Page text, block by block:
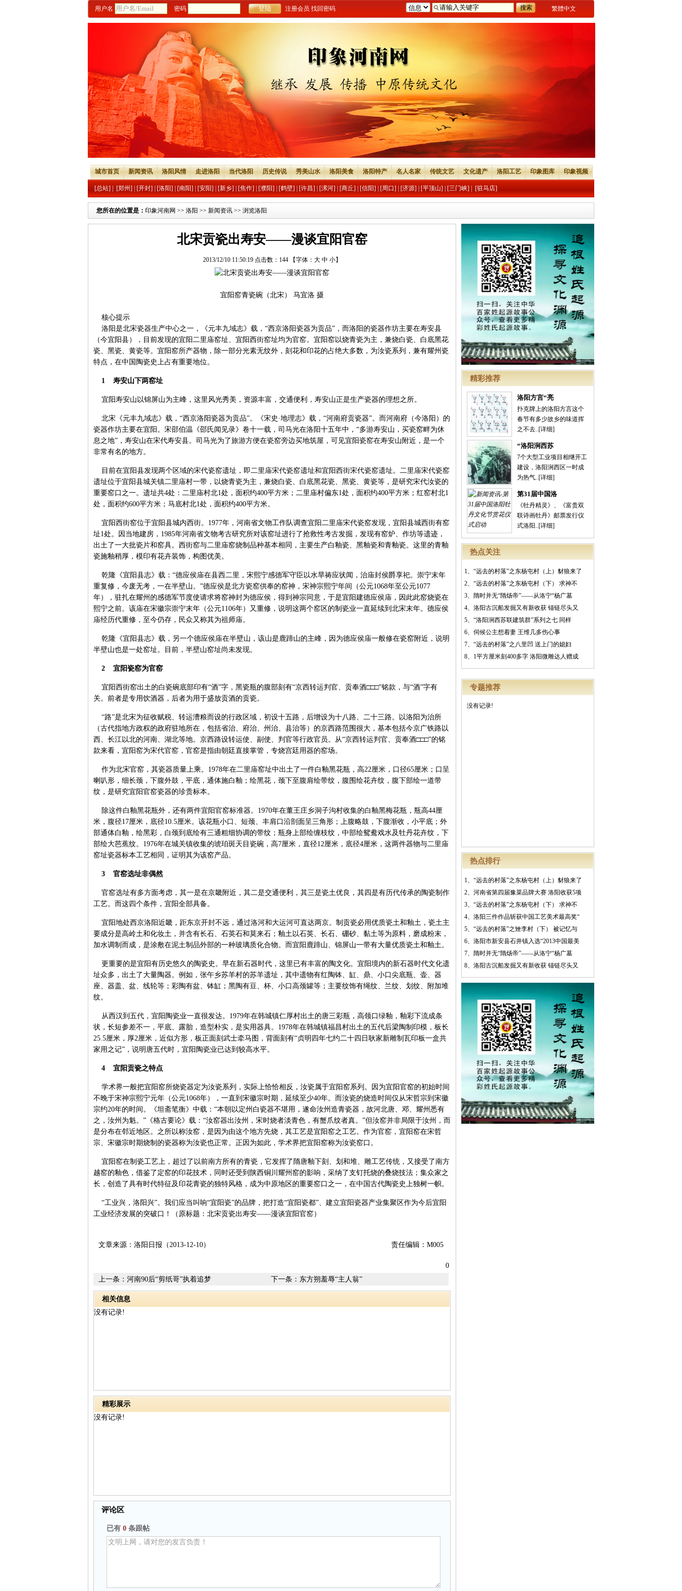
繁體中文
用户名 密码 注册会员 找回密码
城市首页 新闻资讯 洛阳风情 走进洛阳 当代洛阳 历史传说 秀美山水 洛阳美食 洛阳特产 名人名家 传统文艺 文化遗产 洛阳工艺 印象图库 印象视频
[总站] [郑州] [开封] [洛阳] [南阳] [安阳] [新乡] [焦作] [濮阳] [鹤壁] [许昌] [漯河] [商丘] [信阳] [周口] [济源] [平顶山] [三门峡] [驻马店]
您所在的位置是： 印象河南网 >> 洛阳 >> 新闻资讯 >> 浏览洛阳
精彩推荐
洛阳方言“亮
扑克牌上的洛阳方言这个
春节有多少故乡的味道挥
之不去..[详细]
“洛阳涧西苏
7个大型工业项目相继开工
建设，洛阳涧西区一时成
为热气..[详细]
第31届中国洛
《牡丹精灵》、《富贵双
联诗画牡丹》邮票发行仪
式洛阳..[详细]
热点关注
1、 “远去的村落”之东杨屯村（上）豺狼来了
2、 “远去的村落”之东杨屯村（下） 求神不
3、 隋时并无“隋炀帝”——从洛宁“杨广墓
4、 洛阳古沉船发掘又有新收获 锚链尽头又
5、 “洛阳涧西苏联建筑群”系列之七 同样
6、 伺候公主想着妻 王维几多伤心事
7、 “远去的村落”之八里凹 送上门的媳妇
8、 1平方厘米刻400多字 洛阳微雕达人赠成
专题推荐
没有记录!
热点排行
1、 “远去的村落”之东杨屯村（上）豺狼来了
2、 河南省第四届豫菜品牌大赛 洛阳收获5项
3、 “远去的村落”之东杨屯村（下） 求神不
4、 洛阳三件作品斩获中国工艺美术最高奖“
5、 “远去的村落”之矬李村（下） 被记忆与
6、 洛阳市新安县石井镇入选“2013中国最美
7、 隋时并无“隋炀帝”——从洛宁“杨广墓
8、 洛阳古沉船发掘又有新收获 锚链尽头又
北宋贡瓷出寿安——漫谈宜阳官窑
2013/12/10 11:50:19 点击数： 144 【字体： 大 中 小】
宜阳窑青瓷碗（北宋） 马宜洛 摄
核心提示
洛阳是北宋瓷器生产中心之一，《元丰九域志》载，“西京洛阳瓷器为贡品”，而洛阳的瓷器作坊主要在寿安县
（今宜阳县），目前发现的宜阳二里庙窑址、宜阳西街窑址均为官窑。宜阳窑以烧青瓷为主，兼烧白瓷、白底黑花
瓷、黑瓷、黄瓷等。宜阳窑所产器物，除一部分光素无纹外，刻花和印花的占绝大多数，为汝瓷系列，兼有耀州瓷
特点，在中国陶瓷史上占有重要地位。
1 寿安山下两窑址
宜阳寿安山以锦屏山为主峰，这里风光秀美，资源丰富，交通便利，寿安山正是生产瓷器的理想之所。
北宋《元丰九域志》载，“西京洛阳瓷器为贡品”。《宋史·地理志》载，“河南府贡瓷器”。而河南府（今洛阳）的
瓷器作坊主要在宜阳。宋邵伯温《邵氏闻见录》卷十一载，司马光在洛阳十五年中，“多游寿安山，买瓷窑畔为休
息之地”，寿安山在宋代寿安县。司马光为了旅游方便在瓷窑旁边买地筑屋，可见宜阳瓷窑在寿安山附近，是一个
非常有名的地方。
目前在宜阳县发现两个区域的宋代瓷窑遗址，即二里庙宋代瓷窑遗址和宜阳西街宋代瓷窑遗址。二里庙宋代瓷窑
遗址位于宜阳县城关镇二里庙村一带，以烧青瓷为主，兼烧白瓷、白底黑花瓷、黑瓷、黄瓷等，是研究宋代汝瓷的
重要窑口之一。遗址共4处：二里庙村北1处，面积约400平方米；二里庙村偏东1处，面积约400平方米；红窑村北1
处，面积约600平方米；马底村北1处，面积约400平方米。
宜阳西街窑位于宜阳县城内西街。1977年，河南省文物工作队调查宜阳二里庙宋代瓷窑发现，宜阳县城西街有窑
址1处。因当地建房，1985年河南省文物考古研究所对该窑址进行了抢救性考古发掘，发现有窑炉、作坊等遗迹，
出土了一大批瓷片和窑具。西街窑与二里庙窑烧制品种基本相同，主要生产白釉瓷、黑釉瓷和青釉瓷。这里的青釉
瓷施釉稍厚，模印有花卉装饰，构图优美。
乾隆《宜阳县志》载：“德应侯庙在县西二里，宋熙宁感德军守臣以水旱祷应状闻，治庙封侯爵享祀。崇宁末年
重复修，今废无考，一在半壁山。”德应侯是北方瓷窑供奉的窑神，宋神宗熙宁年间（公元1068年至公元1077
年），驻扎在耀州的感德军节度使请求将窑神封为德应侯，得到神宗同意，于是宜阳建德应侯庙，因此此窑烧瓷在
熙宁之前。该庙在宋徽宗崇宁末年（公元1106年）又重修，说明这两个窑区的制瓷业一直延续到北宋末年。德应侯
庙经历代重修，至今仍存，民众又称其为祖师庙。
乾隆《宜阳县志》载，另一个德应侯庙在半壁山，该山是鹿蹄山的主峰，因为德应侯庙一般修在瓷窑附近，说明
半壁山也是一处窑址。目前，半壁山窑址尚未发现。
2 宜阳瓷窑为官窑
宜阳西街窑出土的白瓷碗底部印有“酒”字，黑瓷瓶的腹部刻有“京西转运判官、贡奉酒□□□”铭款，与“酒”字有
关。前者是专用饮酒器，后者为用于盛放贡酒的贡瓷。
“路”是北宋为征收赋税、转运漕粮而设的行政区域，初设十五路，后增设为十八路、二十三路。以洛阳为治所
（古代指地方政权的政府驻地所在，包括省治、府治、州治、县治等）的京西路范围很大，基本包括今京广铁路以
西、长江以北的河南、湖北等地。京西路设转运使、副使、判官等行政官员。从“京西转运判官、贡奉酒□□□”的铭
款来看，宜阳窑为宋代官窑，官窑是指由朝廷直接掌管，专烧宫廷用器的窑场。
作为北宋官窑，其瓷器质量上乘。1978年在二里庙窑址中出土了一件白釉黑花瓶，高22厘米，口径65厘米；口呈
喇叭形，细长颈，下腹外鼓，平底，通体施白釉；绘黑花，颈下至腹肩绘带纹，腹围绘花卉纹，腹下部绘一道带
纹，是研究宜阳官窑瓷器的珍贵标本。
除这件白釉黑花瓶外，还有两件宜阳官窑标准器。1970年在董王庄乡洞子沟村收集的白釉黑梅花瓶，瓶高44厘
米，腹径17厘米，底径10.5厘米。该花瓶小口、短颈、丰肩口沿剖面呈三角形；上腹略鼓，下腹渐收，小平底；外
部通体白釉，绘黑彩，白颈到底绘有三通粗细协调的带纹；瓶身上部绘缠枝纹，中部绘鸳鸯戏水及牡丹花卉纹，下
部绘大芭蕉纹。1976年在城关镇收集的琥珀斑天目瓷碗，高7厘米，直径12厘米，底径4厘米，这两件器物与二里庙
窑址瓷器标本工艺相同，证明其为该窑产品。
3 官窑选址非偶然
官窑选址有多方面考虑，其一是在京畿附近，其二是交通便利，其三是瓷土优良，其四是有历代传承的陶瓷制作
工艺。而这四个条件，宜阳全部具备。
宜阳地处西京洛阳近畿，距东京开封不远，通过洛河和大运河可直达两京。制贡瓷必用优质瓷土和釉土，瓷土主
要成分是高岭土和化妆土，并含有长石、石英石和莫来石；釉土以石英、长石、硼砂、黏土等为原料，磨成粉末，
加水调制而成，是涂敷在泥土制品外部的一种玻璃质化合物。而宜阳鹿蹄山、锦屏山一带有大量优质瓷土和釉土。
更重要的是宜阳有历史悠久的陶瓷史。早在新石器时代，这里已有丰富的陶文化。宜阳境内的新石器时代文化遗
址众多，出土了大量陶器。例如，张午乡苏羊村的苏羊遗址，其中遗物有红陶钵、缸、鼎、小口尖底瓶、壶、器
座、器盖、盆、线轮等；彩陶有盆、钵缸；黑陶有豆、杯、小口高颈罐等；主要纹饰有绳纹、兰纹、划纹、附加堆
纹。
从西汉到五代，宜阳陶瓷业一直很发达。1979年在韩城镇仁厚村出土的唐三彩瓶，高领口绿釉，釉彩下流成条
状，长短参差不一，平底、露胎，造型朴实，是实用器具。1978年在韩城镇福昌村出土的五代后梁陶制印模，板长
25.5厘米，厚2厘米，近似方形，板正面刻武士牵马图，背面刻有“贞明四年七约二十四日耿家新雕制瓦印板一盒共
家用之记”，说明唐五代时，宜阳陶瓷业已达到较高水平。
4 宜阳贡瓷之特点
学术界一般把宜阳窑所烧瓷器定为汝瓷系列，实际上恰恰相反，汝瓷属于宜阳窑系列。因为宜阳官窑的初始时间
不晚于宋神宗熙宁元年（公元1068年），一直到宋徽宗时期，延续至少40年。而汝瓷的烧造时间仅从宋哲宗到宋徽
宗约20年的时间。《坦斋笔衡》中载：“本朝以定州白瓷器不堪用，遂命汝州造青瓷器，故河北唐、邓、耀州悉有
之，汝州为魁。”《格古要论》载：“汝窑器出汝州，宋时烧者淡青色，有蟹爪纹者真。”但汝窑并非局限于汝州，而
是分布在邻近地区。之所以称汝窑，是因为由这个地方先烧，其工艺是宜阳窑之工艺。作为官窑，宜阳窑在宋哲
宗、宋徽宗时期烧制的瓷器称为汝瓷也正常。正因为如此，学术界把宜阳窑称为汝瓷窑口。
宜阳窑在制瓷工艺上，超过了以前南方所有的青瓷，它发挥了隋唐釉下刻、划和堆、雕工艺传统，又接受了南方
越窑的釉色，借鉴了定窑的印花技术，同时还受到陕西铜川耀州窑的影响，采纳了支钉托烧的叠烧技法；集众家之
长，创造了具有时代特征及印花青瓷的独特风格，成为中原地区的重要窑口之一，在中国古代陶瓷史上独树一帜。
“工业兴，洛阳兴”。我们应当叫响“宜阳瓷”的品牌，把打造“宜阳瓷都”、建立宜阳瓷器产业集聚区作为今后宜阳
工业经济发展的突破口！（原标题：北宋贡瓷出寿安——漫谈宜阳官窑）
责任编辑：M005
文章来源：洛阳日报（2013-12-10）
0
下一条： 东方朔羞辱“主人翁”
上一条： 河南90后“剪纸哥”执着追梦
相关信息
没有记录!
精彩展示
没有记录!
评论区
已有 0 条跟帖